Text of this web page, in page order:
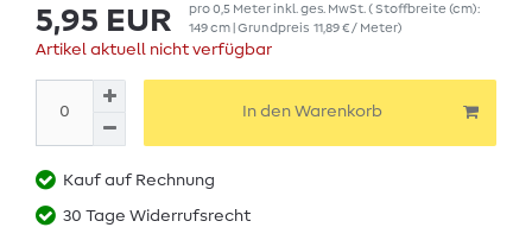
5,95 EUR pro0,5 Meterinkl. ges. MwSt. ( Stoffbreite (cm):
149 cm | Grundpreis 11,89 € / Meter)
Artikel aktuell nicht verfügbar
In den Warenkorb
Kauf auf Rechnung
30 Tage Widerrufsrecht